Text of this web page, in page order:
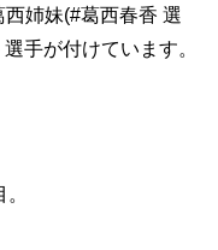
姉妹(#葛西春香 選
手が付けています。